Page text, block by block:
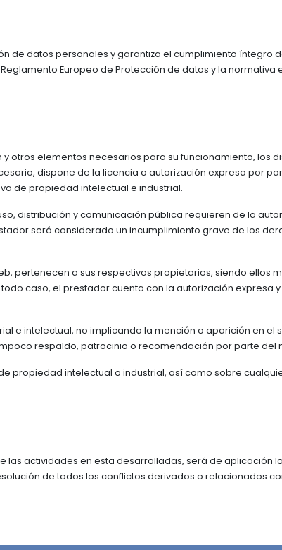
de datos personales y garantiza el cumplimiento íntegro
Europeo de Protección de datos y la normativa
otros elementos necesarios para su funcionamiento, los
dispone de la licencia o autorización expresa por
de propiedad intelectual e industrial.
distribución y comunicación pública requieren de la
será considerado un incumplimiento grave de los
pertenecen a sus respectivos propietarios, siendo ellos
caso, el prestador cuenta con la autorización expresa
e intelectual, no implicando la mención o aparición en el
respaldo, patrocinio o recomendación por parte del
propiedad intelectual o industrial, así como sobre
las actividades en esta desarrolladas, será de aplicación la
de todos los conflictos derivados o relacionados